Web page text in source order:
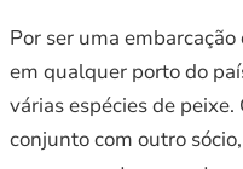
Por ser uma
em qualquer porto do
várias espécies de
conjunto com outro